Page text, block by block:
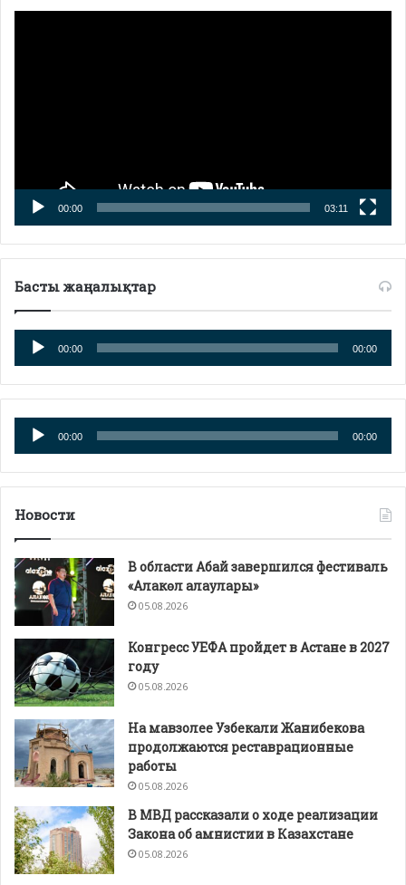
00:00 03:11
Басты жаңалықтар
Аудиоплеер
00:00 00:00
Аудиоплеер
00:00 00:00
Новости
В области Абай завершился фестиваль
«Алакөл алаулары»
05.08.2026
Конгресс УЕФА пройдет в Астане в 2027
году
05.08.2026
На мавзолее Узбекали Жанибекова
продолжаются реставрационные
работы
05.08.2026
В МВД рассказали о ходе реализации
Закона об амнистии в Казахстане
05.08.2026